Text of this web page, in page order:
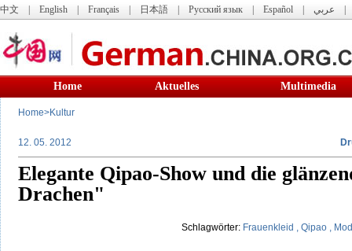
中文 English Français 日本語 Русский язык Español عربي
Home Aktuelles Multimedia
Home>Kultur
12. 05. 2012
Elegante Qipao-Show und die
Drachen"
Schlagwörter: Frauenkleid , Qipao ,